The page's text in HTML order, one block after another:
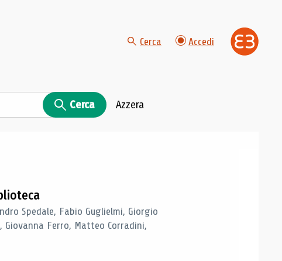
Cerca Accedi
Cerca Azzera
Spedale, Fabio Guglielmi, Giorgio
Ferro, Matteo Corradini,